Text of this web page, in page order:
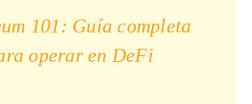
101: Guía completa
operar en DeFi